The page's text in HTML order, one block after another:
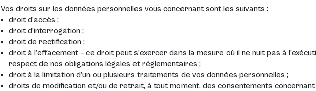
Vos droits sur les données personnelles vous concernant sont les suivants :
droit d’accès ;
droit d’interrogation ;
droit de rectification ;
droit à l’effacement – ce droit peut s’exercer dans la mesure où il ne nuit pas à
respect de nos obligations légales et réglementaires ;
droit à la limitation d’un ou plusieurs traitements de vos données personnelles ;
droits de modification et/ou de retrait, à tout moment, des consentements